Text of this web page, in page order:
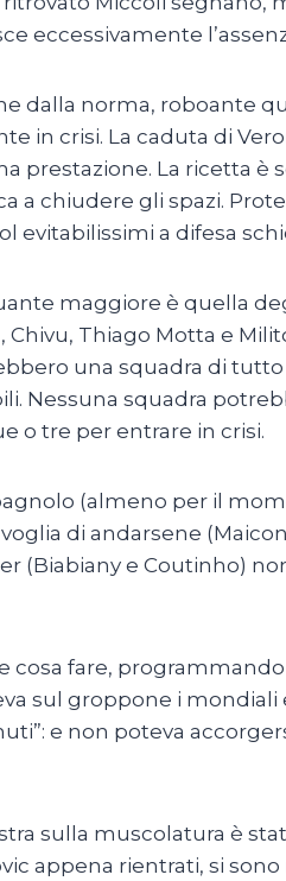
eccessivamente
dalla norma, roboante
in crisi. La caduta di
prestazione. La ricetta è
a chiudere gli spazi.
a difesa
maggiore è quella
Chivu, Thiago Motta e
una squadra di
Nessuna squadra
o tre per entrare in crisi.
(almeno per il
di andarsene
(Biabiany e Coutinho)
cosa fare,
sul groppone i
e non poteva
sulla muscolatura è
appena rientrati, si